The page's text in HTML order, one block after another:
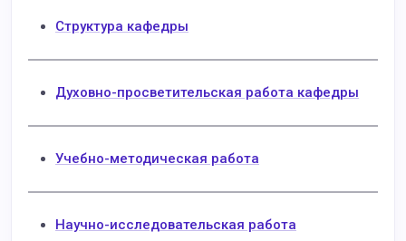
Структура кафедры
Духовно-просветительская работа кафедры
Учебно-методическая работа
Научно-исследовательская работа